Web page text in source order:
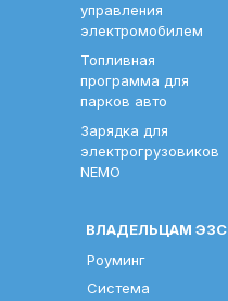
управления
электромобилем
Топливная
программа для
парков авто
Зарядка для
электрогрузовиков
NEMO
Роуминг
Система
ВЛАДЕЛЬЦАМ ЭЗС